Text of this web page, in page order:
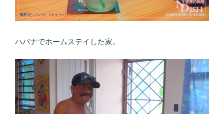
ハバナでホームステイした家。